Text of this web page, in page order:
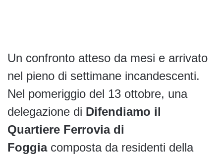
Un confronto atteso da mesi e arrivato
nel pieno di settimane incandescenti.
Nel pomeriggio del 13 ottobre, una
delegazione di Difendiamo il
Quartiere Ferrovia di
Foggia composta da residenti della